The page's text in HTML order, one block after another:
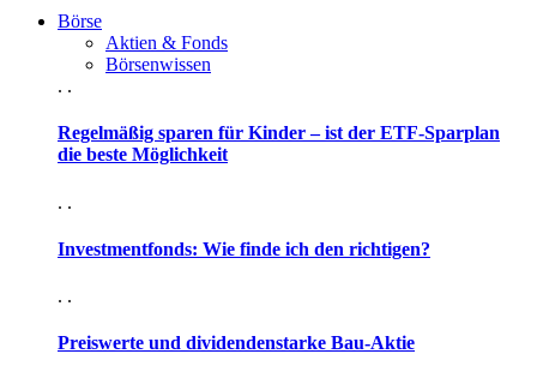
Börse
Aktien & Fonds
Börsenwissen
. .
Regelmäßig sparen für Kinder – ist der ETF-Sparplan
die beste Möglichkeit
. .
Investmentfonds: Wie finde ich den richtigen?
. .
Preiswerte und dividendenstarke Bau-Aktie